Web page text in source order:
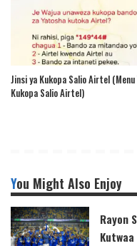
Jinsi ya Kukopa Salio Airtel (Menu
Kukopa Salio Airtel)
You Might Also Enjoy
Rayon
Kutwaa